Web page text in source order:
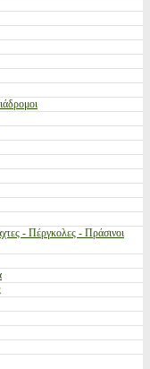
- Πέργκολες - Πράσινοι